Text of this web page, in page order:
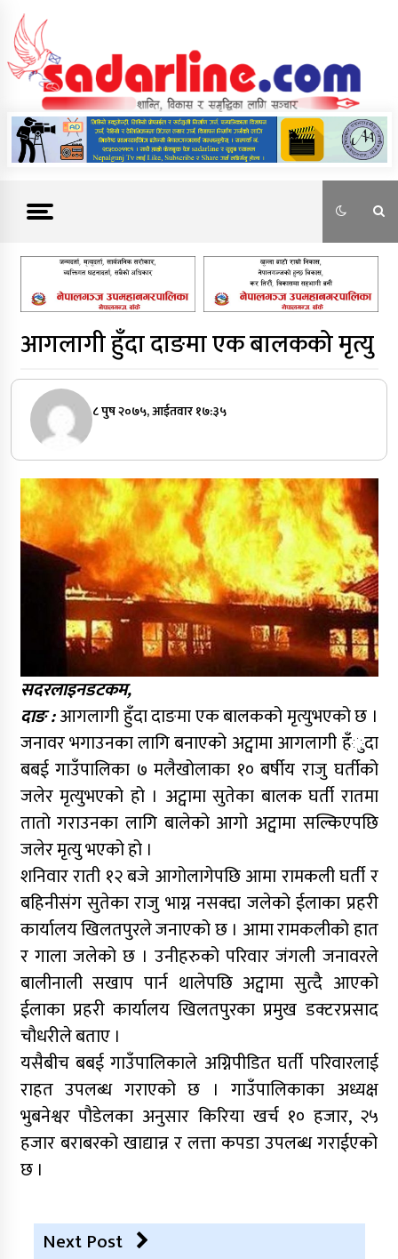
content
News For Nepal
आगलागी हुँदा दाङमा एक बालकको मृत्यु
८ पुष २०७५, आईतवार १७:३५
सदरलाइनडटकम,
दाङ :आगलागी हुँदा दाङमा एक बालकको मृत्युभएको छ ।
जनावर भगाउनका लागि बनाएको अट्वामा आगलागी हँुदा
बबई गाउँपालिका ७ मलैखोलाका १० बर्षीय राजु घर्तीको
जलेर मृत्युभएको हो । अट्वामा सुतेका बालक घर्ती रातमा
तातो गराउनका लागि बालेको आगो अट्वामा सल्किएपछि
जलेर मृत्यु भएको हो ।
शनिवार राती १२ बजे आगोलागेपछि आमा रामकली घर्ती र
बहिनीसंग सुतेका राजु भाग्न नसक्दा जलेको ईलाका प्रहरी
कार्यालय खिलतपुरले जनाएको छ । आमा रामकलीको हात
र गाला जलेको छ । उनीहरुको परिवार जंगली जनावरले
बालीनाली सखाप पार्न थालेपछि अट्वामा सुत्दै आएको
ईलाका प्रहरी कार्यालय खिलतपुरका प्रमुख डक्टरप्रसाद
चौधरीले बताए ।
यसैबीच बबई गाउँपालिकाले अग्निपीडित घर्ती परिवारलाई
राहत उपलब्ध गराएको छ । गाउँपालिकाका अध्यक्ष
भुबनेश्वर पौडेलका अनुसार किरिया खर्च १० हजार, २५
हजार बराबरको खाद्यान्न र लत्ता कपडा उपलब्ध गराईएको
छ ।
Next Post